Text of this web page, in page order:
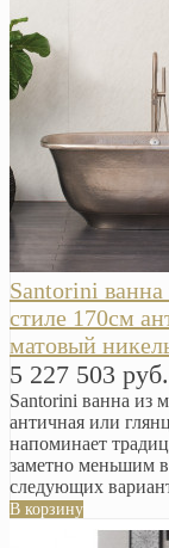
Santorini ванна
стиле 170см
матовый
5 227 503 руб.
Santorini ванна из
античная или
напоминает
заметно меньшим
следующих
В корзину